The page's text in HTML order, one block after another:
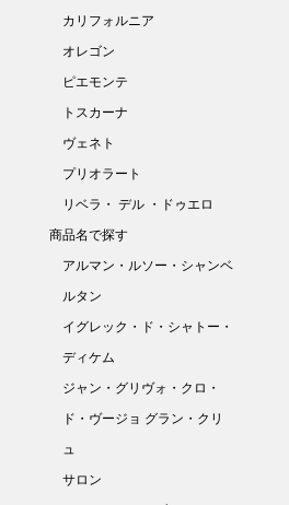
カリフォルニア
オレゴン
ピエモンテ
トスカーナ
ヴェネト
プリオラート
リベラ・ デル ・ドゥエロ
商品名で探す
アルマン・ルソー・シャンベ
ルタン
イグレック・ド・シャトー・
ディケム
ジャン・グリヴォ・クロ・
ド・ヴージョ グラン・クリ
ュ
サロン